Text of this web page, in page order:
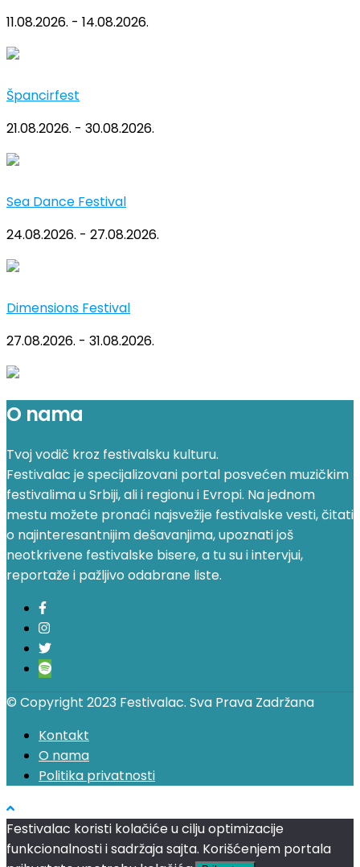
11.08.2026. - 14.08.2026.
Špancirfest
21.08.2026. - 30.08.2026.
Sea Dance Festival
24.08.2026. - 27.08.2026.
Dimensions Festival
27.08.2026. - 31.08.2026.
O nama
Tvoj vodič kroz festivalsku kulturu.
Festivalac je specijalizovani portal posvećen muzičkim
festivalima u Srbiji, ali i regionu i Evropi. Na jednom
mestu možete pronaći najsvežije festivalske vesti, čitati
o najinteresantnijim dešavanjima, upoznati još
neotkrivene festivalske bisere, a tu su i intervjui,
reportaže i pažljivo odabrane liste.
© Copyright 2023 Festivalac. Sva Prava Zadržana
Kontakt
O nama
Politika privatnosti
Festivalac koristi kolačiće u cilju optimizacije
funkcionalnosti i sadržaja sajta. Korišćenjem portala